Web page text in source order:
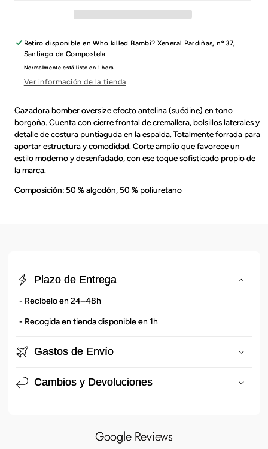
Retiro disponible enWho killed Bambi? Xeneral Pardiñas, nº 37,
Santiago de Compostela
Normalmente está listo en 1 hora
Ver información de la tienda
Cazadora bomber oversize efecto antelina (suédine) en tono
borgoña. Cuenta con cierre frontal de cremallera, bolsillos laterales y
detalle de costura puntiaguda en la espalda. Totalmente forrada para
aportar estructura y comodidad. Corte amplio que favorece un
estilo moderno y desenfadado, con ese toque sofisticado propio de
la marca.
Composición: 50 % algodón, 50 % poliuretano
o
n
e
i
o
Plazo de Entrega
- Recíbelo en 24–48h
- Recogida en tienda disponible en 1h
Gastos de Envío
Cambios y Devoluciones
Google Reviews